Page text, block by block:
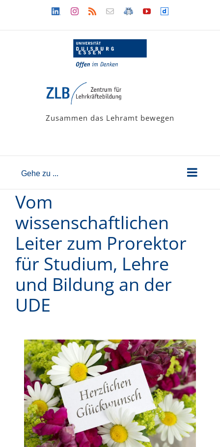
LinkedinInstagram
Rss Newsletter
LehramtsWiki
YouTubeDailymotion
Zusammen das Lehramt bewegen
Gehe zu ...
Vom
wissenschaftlichen
Leiter zum Prorektor
für Studium, Lehre
und Bildung an der
UDE
Zeige
grösseres
Bild